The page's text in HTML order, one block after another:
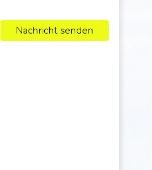
Nachricht senden